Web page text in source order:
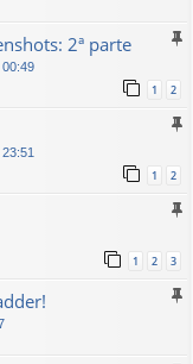
2ª parte
1 2
1 2
1 2 3